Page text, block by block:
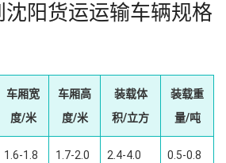
阳货运运输车辆规格
车厢宽
度/米
车厢高
度/米
装载体
积/立方
装载重
量/吨
1.6-1.8 1.7-2.0 2.4-4.0 0.5-0.8